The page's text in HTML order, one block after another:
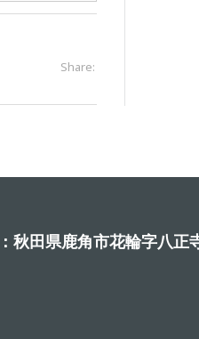
Share:
田県鹿角市花輪字八正